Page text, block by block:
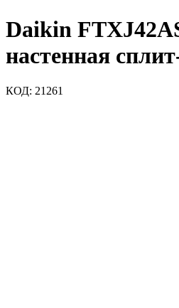
Daikin
настенная
КОД: 21261